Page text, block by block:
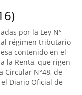
por la Ley N°
al régimen tributario
contenido en el
la Renta, que rigen
Circular N°48, de
Diario Oficial de